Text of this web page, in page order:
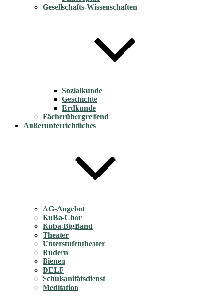
Gesellschafts-Wissenschaften
Sozialkunde
Geschichte
Erdkunde
Fächerübergreifend
Außerunterrichtliches
AG-Angebot
KuBa-Chor
Kuba-BigBand
Theater
Unterstufentheater
Rudern
Bienen
DELF
Schulsanitätsdienst
Meditation